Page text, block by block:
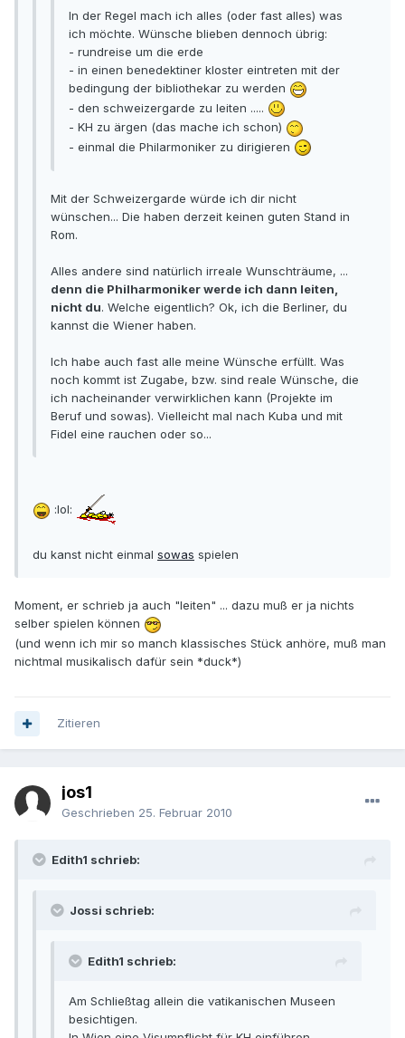
In der Regel mach ich alles (oder fast alles) was
ich möchte. Wünsche blieben dennoch übrig:
- rundreise um die erde
- in einen benedektiner kloster eintreten mit der
bedingung der bibliothekar zu werden
- den schweizergarde zu leiten .....
- KH zu ärgen (das mache ich schon)
- einmal die Philarmoniker zu dirigieren
Mit der Schweizergarde würde ich dir nicht
wünschen... Die haben derzeit keinen guten Stand in
Rom.
Alles andere sind natürlich irreale Wunschträume, ...
denn die Philharmoniker werde ich dann leiten,
nicht du. Welche eigentlich? Ok, ich die Berliner, du
kannst die Wiener haben.
Ich habe auch fast alle meine Wünsche erfüllt. Was
noch kommt ist Zugabe, bzw. sind reale Wünsche, die
ich nacheinander verwirklichen kann (Projekte im
Beruf und sowas). Vielleicht mal nach Kuba und mit
Fidel eine rauchen oder so...
:lol:
du kanst nicht einmal sowas spielen
Moment, er schrieb ja auch "leiten" ... dazu muß er ja nichts
selber spielen können
(und wenn ich mir so manch klassisches Stück anhöre, muß man
nichtmal musikalisch dafür sein *duck*)
Zitieren
jos1
Geschrieben 25. Februar 2010
Edith1 schrieb:
Jossi schrieb:
Edith1 schrieb:
Am Schließtag allein die vatikanischen Museen
besichtigen.